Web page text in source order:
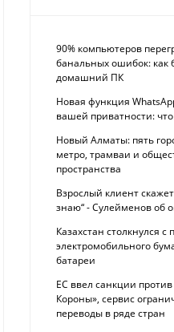
90% компьютеров
банальных ошибок: как
домашний ПК
Новая функция
вашей приватности:
Новый Алматы: пять
метро, трамваи и
пространства
Взрослый клиент
знаю“ - Сулейменов об
Казахстан столкнулся с
электромобильного
батареи
ЕС ввел санкции
Короны», сервис
переводы в ряде стран